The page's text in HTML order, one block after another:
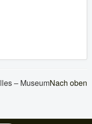
Nach oben
– Museum